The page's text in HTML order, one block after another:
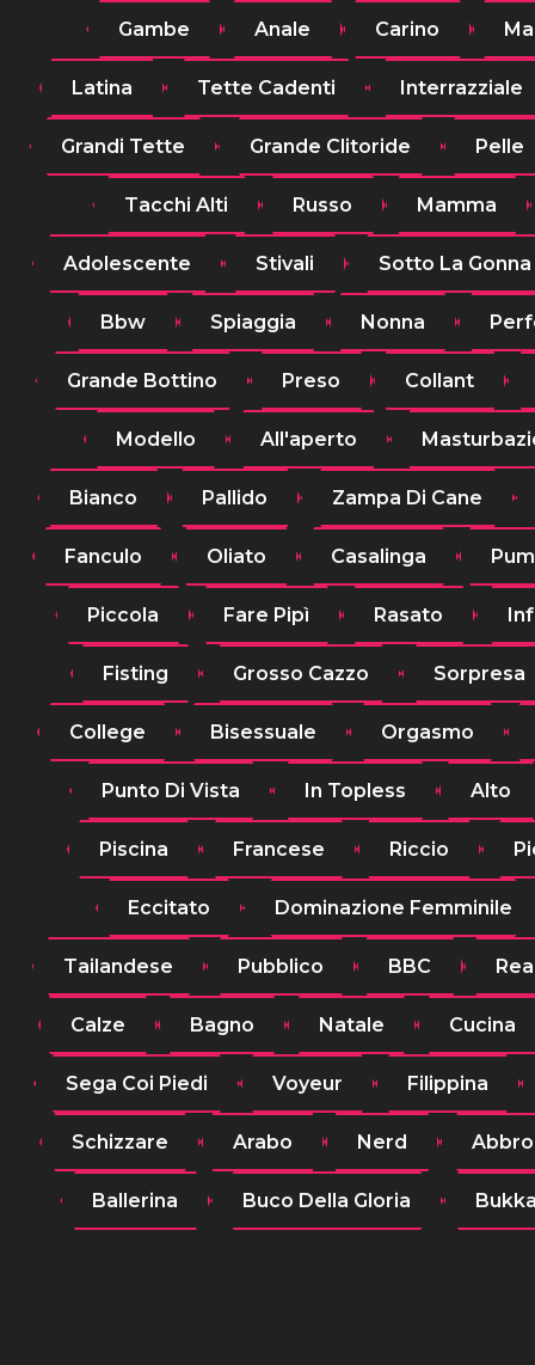
Gambe Anale Carino
Latina Tette Cadenti Interrazziale
Grandi Tette Grande Clitoride Pelle
Tacchi Alti Russo Mamma
Adolescente Stivali Sotto La Gonna
Bbw Spiaggia Nonna
Grande Bottino Preso Collant
Modello All'aperto
Bianco Pallido Zampa Di Cane
Fanculo Oliato Casalinga
Piccola Fare Pipì Rasato
Fisting Grosso Cazzo Sorpresa
College Bisessuale Orgasmo
Punto Di Vista In Topless Alto
Piscina Francese Riccio
Eccitato Dominazione Femminile
Tailandese Pubblico BBC
Calze Bagno Natale Cucina
Sega Coi Piedi Voyeur Filippina
Schizzare Arabo Nerd
Ballerina Buco Della Gloria